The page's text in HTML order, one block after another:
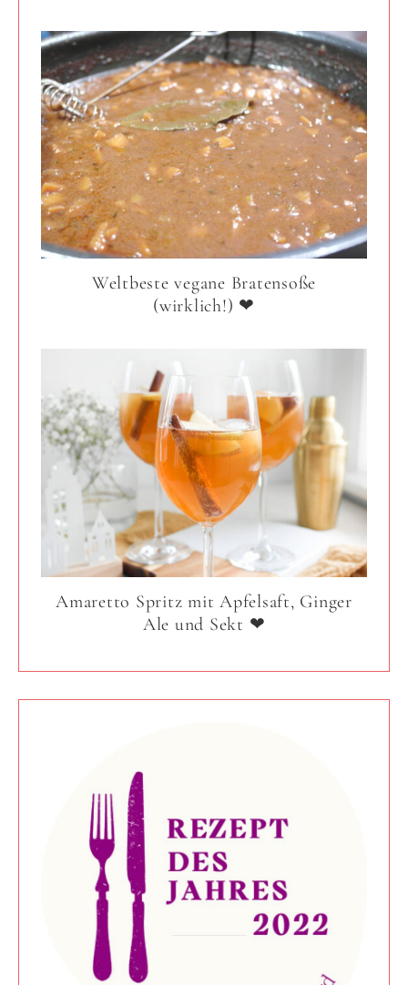
Weltbeste vegane Bratensoße
(wirklich!) ❤
Amaretto Spritz mit Apfelsaft, Ginger
Ale und Sekt ❤